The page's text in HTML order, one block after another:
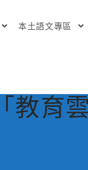
本土語文專區
教育